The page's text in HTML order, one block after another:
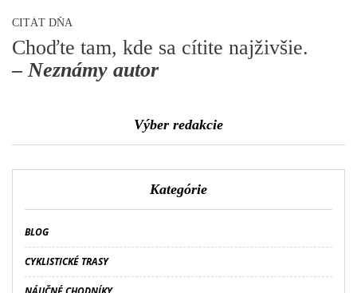
CITÁT DŇA
Choďte tam, kde sa cítite najživšie.
– Neznámy autor
Výber redakcie
Kategórie
BLOG
CYKLISTICKÉ TRASY